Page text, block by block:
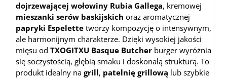
dojrzewającej wołowiny Rubia Gallega, kremowej
mieszanki serów baskijskich oraz aromatycznej
papryki Espelette tworzy kompozycję o intensywnym,
ale harmonijnym charakterze. Dzięki wysokiej jakości
mięsu od TXOGITXU Basque Butcher burger wyróżnia
się soczystością, głębią smaku i doskonałą strukturą. To
produkt idealny na grill, patelnię grillową lub szybkie